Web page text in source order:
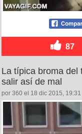
87
La típica broma del
salir así de mal
por 360 el 18 dic 2015, 19:31